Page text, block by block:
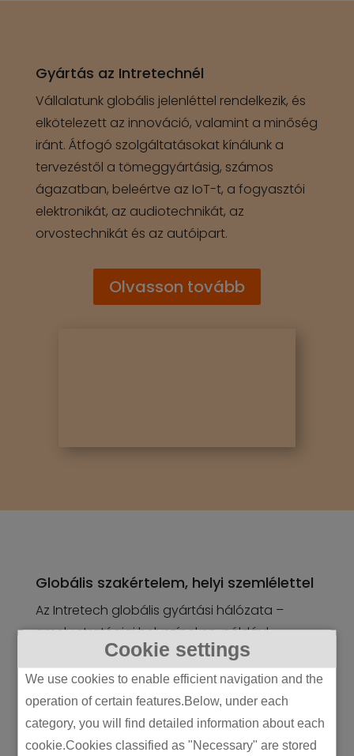
Cookie settings
We use cookies to enable efficient navigation and the
operation of certain features.Below, under each
category, you will find detailed information about each
cookie.Cookies classified as "Necessary" are stored
Gyártás az Intretechnél
Vállalatunk globális jelenléttel rendelkezik, és
elkötelezett az innováció, valamint a minőség
iránt. Átfogó szolgáltatásokat kínálunk a
tervezéstől a tömeggyártásig, számos
ágazatban, beleértve az IoT-t, a fogyasztói
elektronikát, az audiotechnikát, az
orvostechnikát és az autóipart.
Olvasson tovább
Globális szakértelem, helyi szemlélettel
Az Intretech globális gyártási hálózata –
amely stratégiai helyszíneken, például
Malajziában, Magyarországon, Kínában és
Mexikóban működik – egyedülálló helyzetbe
hozz bennünket, hogy páratlan ellátási lánc
megoldásokat kínáljunk. Ez a kiterjedt jelenlét
mély helyi ismeretekkel és működési